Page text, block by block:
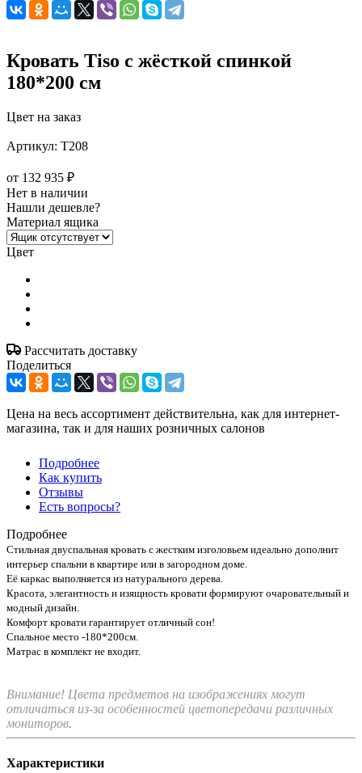
Кровать Tiso с жёсткой спинкой
180*200 см
Цвет на заказ
Артикул: T208
от 132 935 ₽
Нет в наличии
Нашли дешевле?
Материал ящика
Цвет
Рассчитать доставку
Поделиться
Цена на весь ассортимент действительна, как для интернет-
магазина, так и для наших розничных салонов
Подробнее
Как купить
Отзывы
Есть вопросы?
Подробнее
Стильная двуспальная кровать с жестким изголовьем идеально дополнит
интерьер спальни в квартире или в загородном доме.
Её каркас выполняется из натурального дерева.
Красота, элегантность и изящность кровати формируют очаровательный и
модный дизайн.
Комфорт кровати гарантирует отличный сон!
Спальное место -180*200см.
Матрас в комплект не входит.
Внимание! Цвета предметов на изображениях могут
отличаться из-за особенностей цветопередачи различных
мониторов.
Характеристики